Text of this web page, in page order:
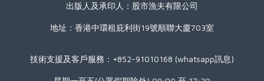
出版人及承印人：股市漁夫有限公司
地址：香港中環租庇利街19號順聯大廈703室
技術支援及客戶服務：+852-91010168 (whatsapp訊息)